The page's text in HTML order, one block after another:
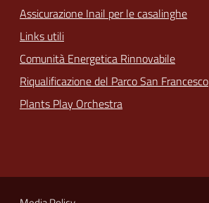
Assicurazione Inail per le casalinghe
Links utili
Comunità Energetica Rinnovabile
Riqualificazione del Parco San Francesco
Plants Play Orchestra